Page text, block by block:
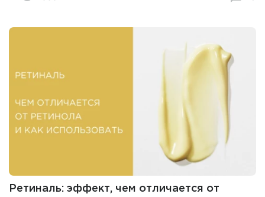
Ретиналь: эффект, чем отличается от